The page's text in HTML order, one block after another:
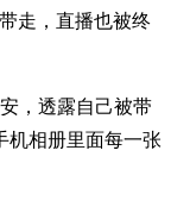
走，直播也被终
，透露自己被带
机相册里面每一张